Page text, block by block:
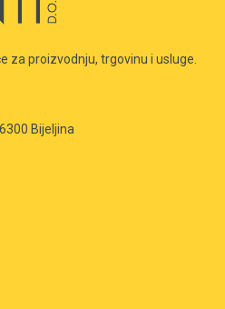
za proizvodnju, trgovinu i usluge.
Bijeljina